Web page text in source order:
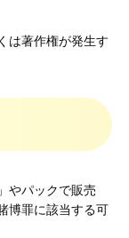
は著作権が発生す
やパックで販売
博罪に該当する可